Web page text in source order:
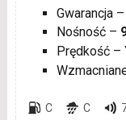
Gwarancja
Nośność –
Prędkość –
C C